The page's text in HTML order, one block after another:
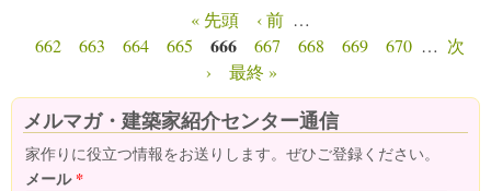
ページ « 先頭 ‹ 前 …
662
663 664 665 666 667 668 669 670 … 次
›
最終 »
メルマガ・建築家紹介センター通信
家作りに役立つ情報をお送りします。ぜひご登録ください。
メール*